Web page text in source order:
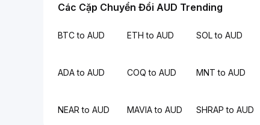
Các Cặp Chuyển Đổi AUD Trending
BTC to AUD ETH to AUD SOL to AUD
ADA to AUD COQ to AUD MNT to AUD
NEAR to AUD MAVIA to AUD SHRAP to AUD